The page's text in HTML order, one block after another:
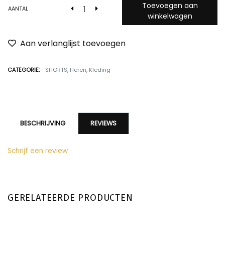
AANTAL
Toevoegen aan
winkelwagen
Aan verlanglijst toevoegen
CATEGORIE: SHORTS, Heren, Kleding
BESCHRIJVING REVIEWS
Schrijf een review
GERELATEERDE PRODUCTEN